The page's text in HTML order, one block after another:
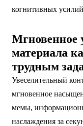
когнитивных
Мгновенное
материала
трудным
Увеселительный
мгновенное
мемы,
наслаждения за